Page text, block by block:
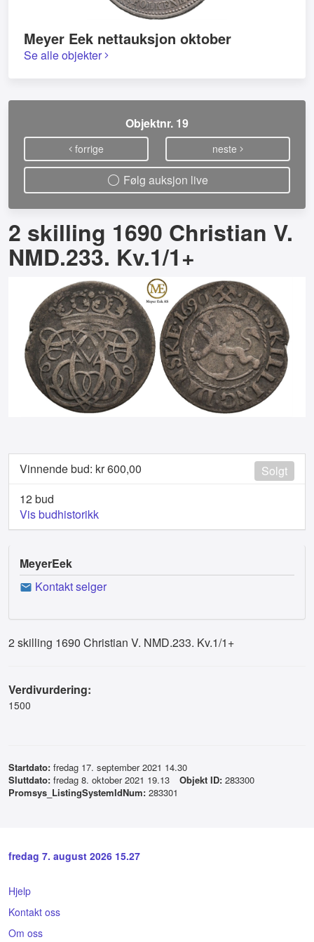
Meyer Eek nettauksjon oktober
Se alle objekter
Objektnr. 19
forrige neste
Følg auksjon live
2 skilling 1690 Christian V.
NMD.233. Kv.1/1+
Solgt
Vinnende bud: kr600,00
12 bud
Vis budhistorikk
MeyerEek
Kontakt selger
2 skilling 1690 Christian V. NMD.233. Kv.1/1+
Verdivurdering:
1500
Startdato: fredag 17. september 2021 14.30
Sluttdato: fredag 8. oktober 2021 19.13 Objekt ID: 283300
Promsys_ListingSystemIdNum: 283301
fredag 7. august 2026 15.27
Hjelp
Kontakt oss
Om oss